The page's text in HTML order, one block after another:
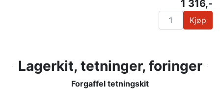
1 316,-
Kjøp
Lagerkit, tetninger, foringer
Forgaffel tetningskit